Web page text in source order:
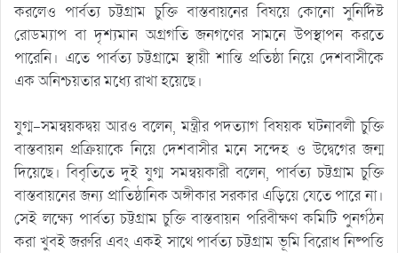
করলেও পার্বত্য চট্টগ্রাম চুক্তি বাস্তবায়নের বিষয়ে কোনো সুনির্দিষ্ট
রোডম্যাপ বা দৃশ্যমান অগ্রগতি জনগণের সামনে উপস্থাপন করতে
পারেনি। এতে পার্বত্য চট্টগ্রামে স্থায়ী শান্তি প্রতিষ্ঠা নিয়ে দেশবাসীকে
এক অনিশ্চয়তার মধ্যে রাখা হয়েছে।
যুগ্ম-সমন্বয়কদ্বয় আরও বলেন, মন্ত্রীর পদত্যাগ বিষয়ক ঘটনাবলী চুক্তি
বাস্তবায়ন প্রক্রিয়াকে নিয়ে দেশবাসীর মনে সন্দেহ ও উদ্বেগের জন্ম
দিয়েছে। বিবৃতিতে দুই যুগ্ম সমন্বয়কারী বলেন, পার্বত্য চট্টগ্রাম চুক্তি
বাস্তবায়নের জন্য প্রাতিষ্ঠানিক অঙ্গীকার সরকার এড়িয়ে যেতে পারে না।
সেই লক্ষ্যে পার্বত্য চট্টগ্রাম চুক্তি বাস্তবায়ন পরিবীক্ষণ কমিটি পুনর্গঠন
করা খুবই জরুরি এবং একই সাথে পার্বত্য চট্টগ্রাম ভূমি বিরোধ নিষ্পত্তি